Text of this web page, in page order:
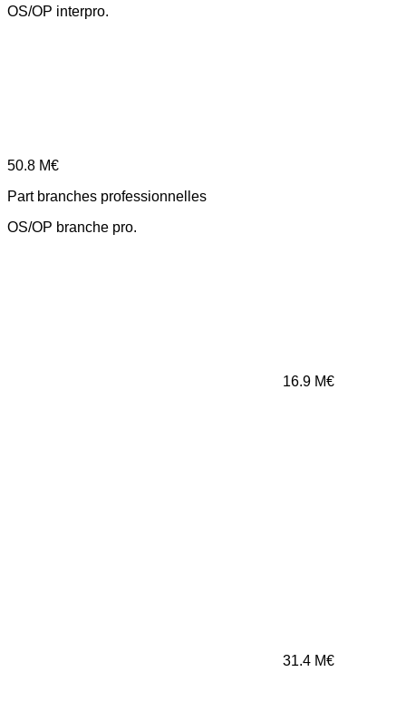
OS/OP interpro.
50.8 M€
Part branches professionnelles
OS/OP branche pro.
16.9 M€
31.4 M€